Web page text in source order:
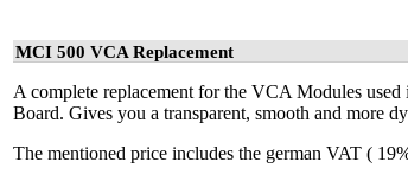
MCI 500 VCA Replacement
A complete replacement for the VCA Modules
Board. Gives you a transparent, smooth and more
The mentioned price includes the german VAT (